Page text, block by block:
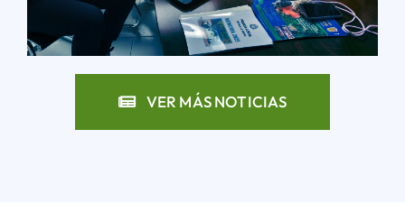
LEER MÁS
VER MÁS NOTICIAS